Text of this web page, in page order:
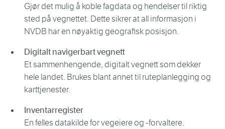
Gjør det mulig å koble fagdata og hendelser til riktig
sted på vegnettet. Dette sikrer at all informasjon i
NVDB har en nøyaktig geografisk posisjon.
Digitalt navigerbart vegnett
Et sammenhengende, digitalt vegnett som dekker
hele landet. Brukes blant annet til ruteplanlegging og
karttjenester.
Inventarregister
En felles datakilde for vegeiere og -forvaltere.